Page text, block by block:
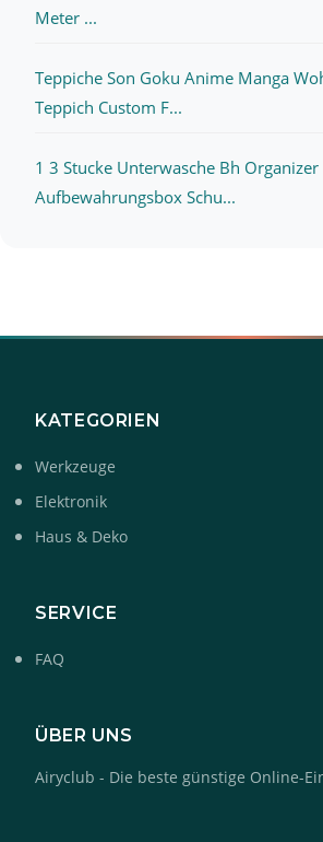
Meter ...
Teppiche Son Goku Anime Manga
Teppich Custom F...
1 3 Stucke Unterwasche Bh Organizer
Aufbewahrungsbox Schu...
KATEGORIEN
Werkzeuge
Elektronik
Haus & Deko
SERVICE
FAQ
ÜBER UNS
Airyclub - Die beste günstige Online-